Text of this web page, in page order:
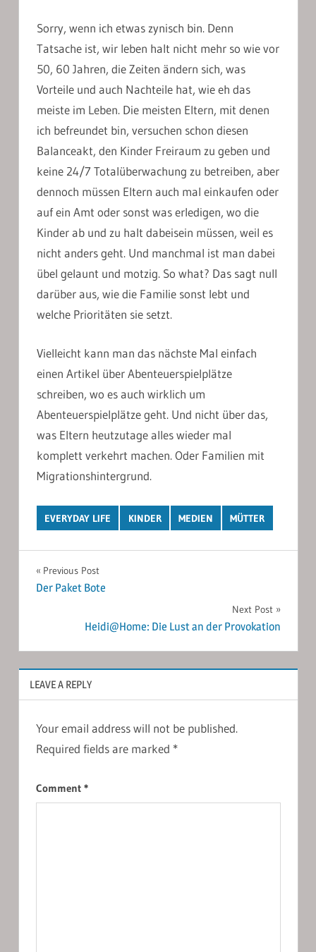
Sorry, wenn ich etwas zynisch bin. Denn
Tatsache ist, wir leben halt nicht mehr so wie vor
50, 60 Jahren, die Zeiten ändern sich, was
Vorteile und auch Nachteile hat, wie eh das
meiste im Leben. Die meisten Eltern, mit denen
ich befreundet bin, versuchen schon diesen
Balanceakt, den Kinder Freiraum zu geben und
keine 24/7 Totalüberwachung zu betreiben, aber
dennoch müssen Eltern auch mal einkaufen oder
auf ein Amt oder sonst was erledigen, wo die
Kinder ab und zu halt dabeisein müssen, weil es
nicht anders geht. Und manchmal ist man dabei
übel gelaunt und motzig. So what? Das sagt null
darüber aus, wie die Familie sonst lebt und
welche Prioritäten sie setzt.
Vielleicht kann man das nächste Mal einfach
einen Artikel über Abenteuerspielplätze
schreiben, wo es auch wirklich um
Abenteuerspielplätze geht. Und nicht über das,
was Eltern heutzutage alles wieder mal
komplett verkehrt machen. Oder Familien mit
Migrationshintergrund.
EVERYDAY LIFE KINDER MEDIEN MÜTTER
Post
Previous Post
Der Paket Bote
Next Post
Heidi@Home: Die Lust an der Provokation
LEAVE A REPLY
Your email address will not be published.
Required fields are marked *
Comment *